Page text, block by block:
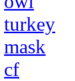
turkey
mask
cf